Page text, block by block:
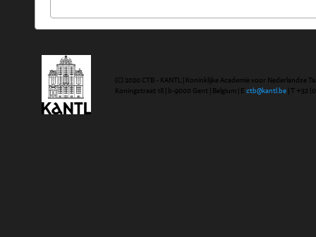
(C) 2020 CTB - KANTL | Koninklijke Academie voor Nederlandse
Koningstraat 18 | b-9000 Gent | Belgium | E ctb@kantl.be | T +32